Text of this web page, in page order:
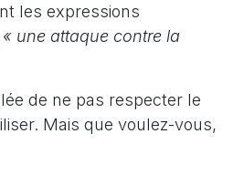
les expressions
« une attaque contre la
de ne pas respecter le
Mais que voulez-vous,